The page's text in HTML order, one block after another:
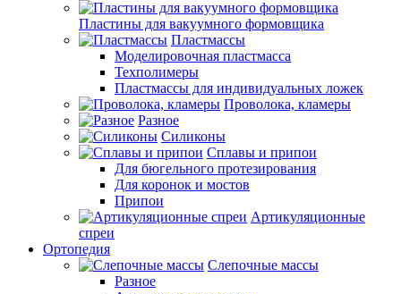
Пластины для вакуумного формовщика
Пластмассы
Моделировочная пластмасса
Техполимеры
Пластмассы для индивидуальных ложек
Проволока, кламеры
Разное
Силиконы
Сплавы и припои
Для бюгельного протезирования
Для коронок и мостов
Припои
Артикуляционные
спреи
Ортопедия
Слепочные массы
Разное